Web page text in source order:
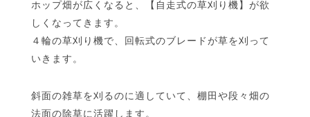
ホップ畑が広くなると、【自走式の草刈り機】が欲
しくなってきます。
４輪の草刈り機で、回転式のブレードが草を刈って
いきます。
斜面の雑草を刈るのに適していて、棚田や段々畑の
法面の除草に活躍します。